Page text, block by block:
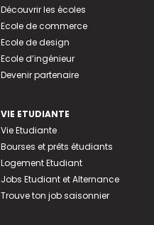
Découvrir les écoles
Ecole de commerce
Ecole de design
Ecole d’ingénieur
Devenir partenaire
VIE ETUDIANTE
Vie Etudiante
Bourses et prêts étudiants
Logement Etudiant
Jobs Etudiant et Alternance
Trouve ton job saisonnier